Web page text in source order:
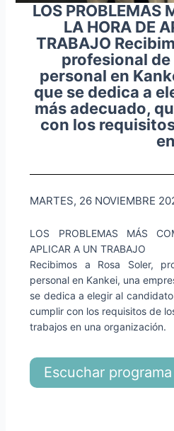
LOS PROBLEMAS
LA HORA DE
TRABAJO
profesional
personal en
que se dedica a
más adecuado,
con los
en
MARTES, 26 NOVIEMBRE
LOS PROBLEMAS MÁS
APLICAR A UN TRABAJO
Recibimos a Rosa Soler,
personal en Kankei, una
se dedica a elegir al
cumplir con los requisitos de
trabajos en una organización.
Escuchar programa